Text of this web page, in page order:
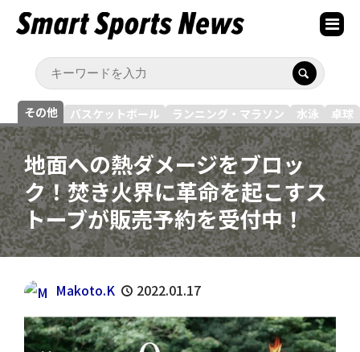
その他 バスケットボール ランニング・マラソン 水泳 卓球
地面への熱ダメージをブロッ
ク！焚き火界に革命を起こすス
トーブが販売予約を受付中！
Makoto.K 2022.01.17